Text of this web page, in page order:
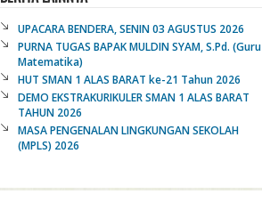
UPACARA BENDERA, SENIN 03 AGUSTUS 2026
PURNA TUGAS BAPAK MULDIN SYAM, S.Pd. (Guru
Matematika)
HUT SMAN 1 ALAS BARAT ke-21 Tahun 2026
DEMO EKSTRAKURIKULER SMAN 1 ALAS BARAT
TAHUN 2026
MASA PENGENALAN LINGKUNGAN SEKOLAH
(MPLS) 2026